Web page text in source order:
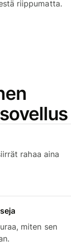
riippumatta.
rahaa aina
miten sen